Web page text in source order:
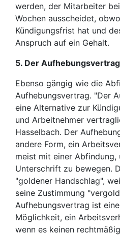
werden, der Mitarbeiter
Wochen ausscheidet,
Kündigungsfrist hat und
Anspruch auf ein Gehalt.
5. Der
Ebenso gängig wie die
Aufhebungsvertrag. "Der
eine Alternative zur
und Arbeitnehmer
Hasselbach. Der
andere Form, ein
meist mit einer
Unterschrift zu bewegen.
"goldener Handschlag",
seine Zustimmung
Aufhebungsvertrag ist
Möglichkeit, ein
wenn es keinen